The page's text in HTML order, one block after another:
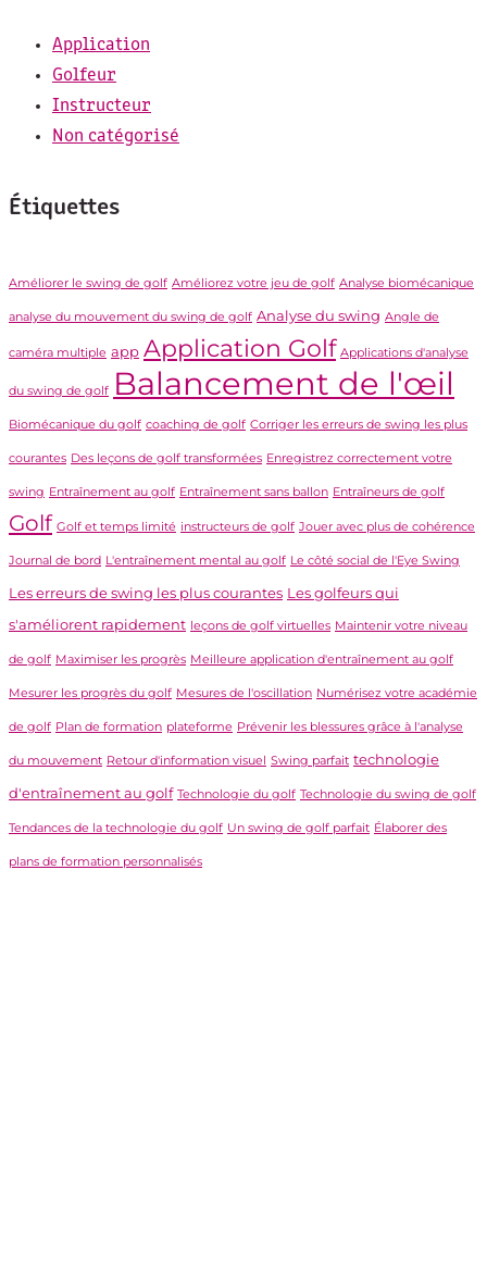
Application
Golfeur
Instructeur
Non catégorisé
Étiquettes
Améliorer le swing de golf Améliorez votre jeu de golf Analyse biomécanique
analyse du mouvement du swing de golf Analyse du swing Angle de
caméra multiple app Application Golf Applications d'analyse
du swing de golf Balancement de l'œil
Biomécanique du golf coaching de golf Corriger les erreurs de swing les plus
courantes Des leçons de golf transformées Enregistrez correctement votre
swing Entraînement au golf Entraînement sans ballon Entraîneurs de golf
Golf Golf et temps limité instructeurs de golf Jouer avec plus de cohérence
Journal de bord L'entraînement mental au golf Le côté social de l'Eye Swing
Les erreurs de swing les plus courantes Les golfeurs qui
s'améliorent rapidement leçons de golf virtuelles Maintenir votre niveau
de golf Maximiser les progrès Meilleure application d'entraînement au golf
Mesurer les progrès du golf Mesures de l'oscillation Numérisez votre académie
de golf Plan de formation plateforme Prévenir les blessures grâce à l'analyse
du mouvement Retour d'information visuel Swing parfait technologie
d'entraînement au golf Technologie du golf Technologie du swing de golf
Tendances de la technologie du golf Un swing de golf parfait Élaborer des
plans de formation personnalisés